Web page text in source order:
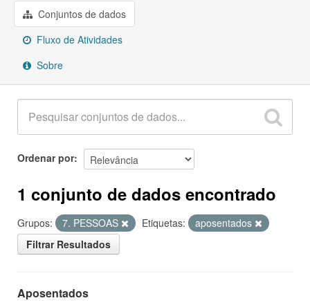
Grupos
Sobre
Conjuntos de dados
Fluxo de Atividades
Sobre
Ordenar por
1 conjunto de dados encontrado
Grupos: 7. PESSOAS Etiquetas:
aposentados
Filtrar Resultados
Aposentados